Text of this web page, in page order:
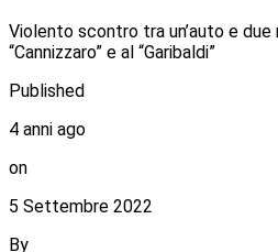
Violento scontro tra un’auto e
“Cannizzaro” e al “Garibaldi”
Published
4 anni ago
on
5 Settembre 2022
By